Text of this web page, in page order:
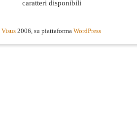
caratteri disponibili
Visus 2006, su piattaforma WordPress